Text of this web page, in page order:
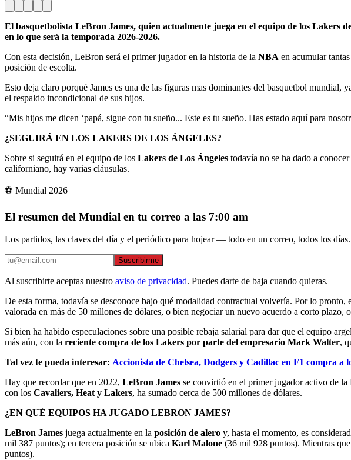
El basquetbolista LeBron James, quien actualmente juega en el equipo de los Lakers
en lo que será la temporada 2026-2026.
Con esta decisión, LeBron será el primer jugador en la historia de la NBA en acumular
posición de escolta.
Esto deja claro porqué James es una de las figuras mas dominantes del basquetbol mundial,
el respaldo incondicional de sus hijos.
“Mis hijos me dicen ‘papá, sigue con tu sueño... Este es tu sueño. Has estado aquí para
¿SEGUIRÁ EN LOS LAKERS DE LOS ÁNGELES?
Sobre si seguirá en el equipo de los Lakers de Los Ángeles todavía no se ha dado a
californiano, hay varias cláusulas.
⚽ Mundial 2026
El resumen del Mundial en tu correo a las 7:00 am
Los partidos, las claves del día y el periódico para hojear — todo en un correo, todos los
Suscribirme
Al suscribirte aceptas nuestro aviso de privacidad. Puedes darte de baja cuando quieras.
De esta forma, todavía se desconoce bajo qué modalidad contractual volvería. Por lo pronto,
valorada en más de 50 millones de dólares, o bien negociar un nuevo acuerdo a corto plazo,
Si bien ha habido especulaciones sobre una posible rebaja salarial para dar que el equipo
más aún, con la reciente compra de los Lakers por parte del empresario Mark Walter,
Tal vez te pueda interesar: Accionista de Chelsea, Dodgers y Cadillac en F1 compra a
Hay que recordar que en 2022, LeBron James se convirtió en el primer jugador activo de la
con los Cavaliers, Heat y Lakers, ha sumado cerca de 500 millones de dólares.
¿EN QUÉ EQUIPOS HA JUGADO LEBRON JAMES?
LeBron James juega actualmente en la posición de alero y, hasta el momento, es
mil 387 puntos); en tercera posición se ubica Karl Malone (36 mil 928 puntos). Mientras
puntos).